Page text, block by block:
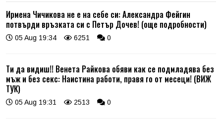
Ирмена Чичикова не е на себе си: Александра Фейгин
потвърди връзката си с Петър Дочев! (още подробности)
05 Aug 19:34 6251 0
Ти да видиш!! Венета Райкова обяви как се подмладява без
мъж и без секс: Наистина работи, правя го от месеци! (ВИЖ
ТУК)
05 Aug 19:31 2513 0